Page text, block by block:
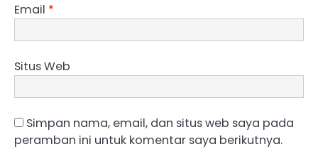
Email *
Situs Web
Simpan nama, email, dan situs web saya pada
peramban ini untuk komentar saya berikutnya.